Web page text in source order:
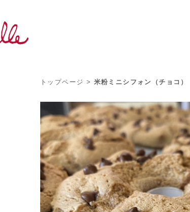
トップページ > 米粉ミニシフォン（チョコ）